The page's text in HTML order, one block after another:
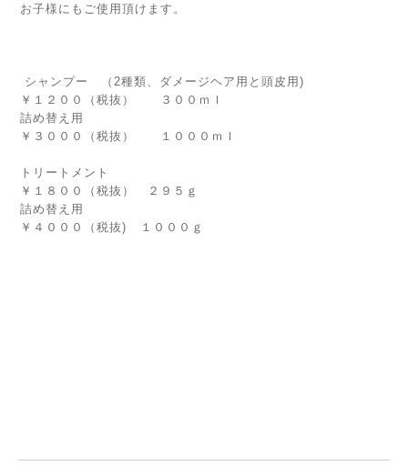
お子様にもご使用頂けます。
シャンプー （2種類、ダメージヘア用と頭皮用)
￥１２００（税抜） ３００ｍｌ
詰め替え用
￥３０００（税抜） １０００ｍｌ
トリートメント
￥１８００（税抜） ２９５ｇ
詰め替え用
￥４０００（税抜) １０００ｇ